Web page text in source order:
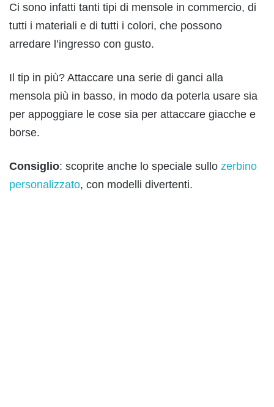
Ci sono infatti tanti tipi di mensole in commercio, di
tutti i materiali e di tutti i colori, che possono
arredare l’ingresso con gusto.
Il tip in più? Attaccare una serie di ganci alla
mensola più in basso, in modo da poterla usare sia
per appoggiare le cose sia per attaccare giacche e
borse.
Consiglio: scoprite anche lo speciale sullo zerbino
personalizzato, con modelli divertenti.